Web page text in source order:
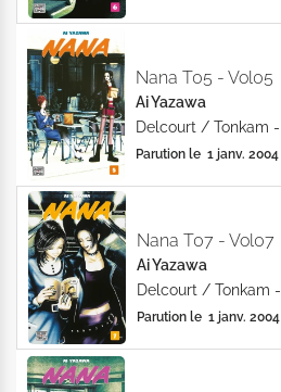
Nana T05 - Vol05
Ai Yazawa
Delcourt / Tonkam -
Parution le 1 janv. 2004
Nana T07 - Vol07
Ai Yazawa
Delcourt / Tonkam -
Parution le 1 janv. 2004